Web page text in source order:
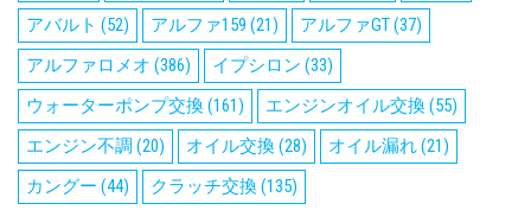
アバルト (52) アルファ159 (21) アルファGT(37)
アルファロメオ (386) イプシロン (33)
ウォーターポンプ交換(161) エンジンオイル交換(55)
エンジン不調 (20) オイル交換(28) オイル漏れ(21)
カングー (44) クラッチ交換(135)